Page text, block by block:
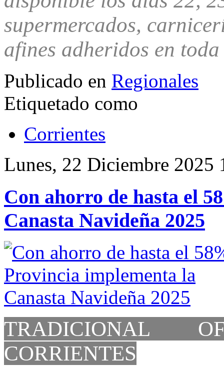
supermercados,
afines adheridos en
Publicado en Regionales
Etiquetado como
Corrientes
Lunes, 22 Diciembre 2025
Con ahorro de hasta el
Canasta Navideña 2025
TRADICIONAL
CORRIENTES